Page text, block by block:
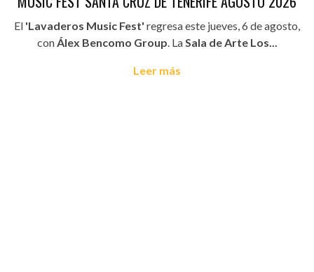
El 'Lavaderos Music Fest' regresa este jueves, 6 de agosto,
conÁlex Bencomo Group. LaSala de Arte Los...
Leer más